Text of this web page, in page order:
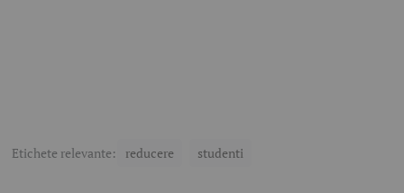
Etichete relevante: reducere studenti